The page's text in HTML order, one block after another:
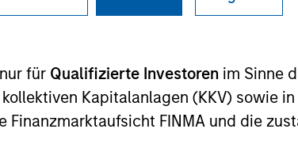
für Qualifizierte Investoren im Sinne
Kapitalanlagen (KKV) sowie
FINMA und die
services. Acquired by HCR